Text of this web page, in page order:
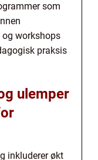
som
og workshops
praksis
ulemper
inkluderer økt